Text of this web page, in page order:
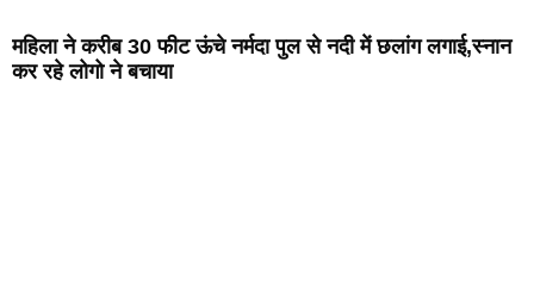
महिला ने करीब 30 फीट ऊंचे नर्मदा पुल से नदी में छलांग लगाई,स्नान
कर रहे लोगो ने बचाया